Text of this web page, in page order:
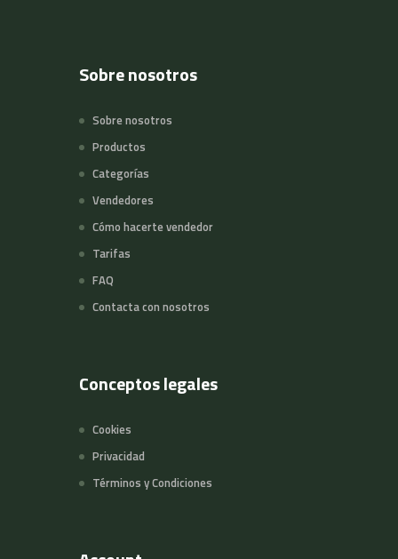
Sobre nosotros
Sobre nosotros
Productos
Categorías
Vendedores
Cómo hacerte vendedor
Tarifas
FAQ
Contacta con nosotros
Conceptos legales
Cookies
Privacidad
Términos y Condiciones